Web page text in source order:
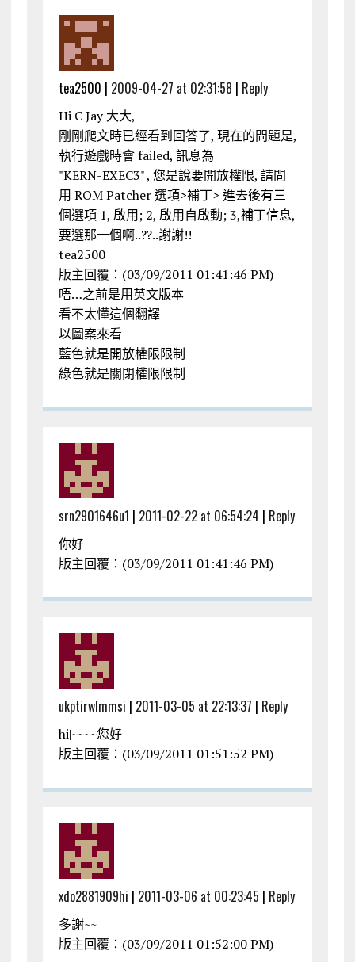
tea2500 | 2009-04-27 at 02:31:58 | Reply
Hi C Jay 大大,
剛剛爬文時已經看到回答了, 現在的問題是,
執行遊戲時會 failed, 訊息為
"KERN-EXEC3" , 您是說要開放權限, 請問
用 ROM Patcher 選項>補丁> 進去後有三
個選項 1, 啟用; 2, 啟用自啟動; 3,補丁信息,
要選那一個啊..??..謝謝!!
tea2500
版主回覆：(03/09/2011 01:41:46 PM)
唔…之前是用英文版本
看不太懂這個翻譯
以圖案來看
藍色就是開放權限限制
綠色就是關閉權限限制
srn2901646u1 | 2011-02-22 at 06:54:24 | Reply
你好
版主回覆：(03/09/2011 01:41:46 PM)
ukptirwlmmsi | 2011-03-05 at 22:13:37 | Reply
hi|~~~~您好
版主回覆：(03/09/2011 01:51:52 PM)
xdo2881909hi | 2011-03-06 at 00:23:45 | Reply
多謝~~
版主回覆：(03/09/2011 01:52:00 PM)